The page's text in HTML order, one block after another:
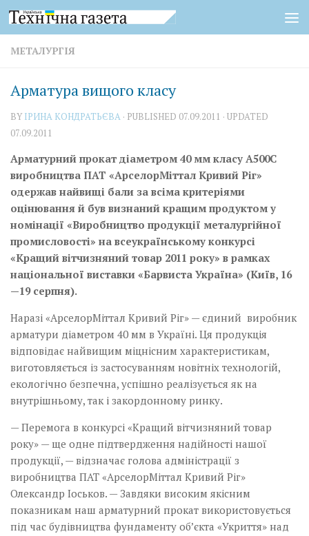
Skip to content
МЕТАЛУРГІЯ
Арматура вищого класу
BY ІРИНА КОНДРАТЬЄВА · PUBLISHED 07.09.2011 · UPDATED
07.09.2011
Арматурний прокат діаметром 40 мм класу А500С
виробництва ПАТ «АрселорМіттал Кривий Ріг»
одержав найвищі бали за всіма критеріями
оцінювання й був визнаний кращим продуктом у
номінації «Виробництво продукції металургійної
промисловості» на всеукраїнському конкурсі
«Кращий вітчизняний товар 2011 року» в рамках
національної виставки «Барвиста Україна» (Київ, 16
—19 серпня).
Наразі «АрселорМіттал Кривий Ріг» — єдиний виробник
арматури діаметром 40 мм в Україні. Ця продукція
відповідає найвищим міцнісним характеристикам,
виготовляється із застосуванням новітніх технологій,
екологічно безпечна, успішно реалізується як на
внутрішньому, так і закордонному ринку.
— Перемога в конкурсі «Кращий вітчизняний товар
року» — ще одне підтвердження надійності нашої
продукції, — відзначає голова адміністрації з
виробництва ПАТ «АрселорМіттал Кривий Ріг»
Олександр Іоськов. — Завдяки високим якісним
показникам наш арматурний прокат використовується
під час будівництва фундаменту об’єкта «Укриття» над